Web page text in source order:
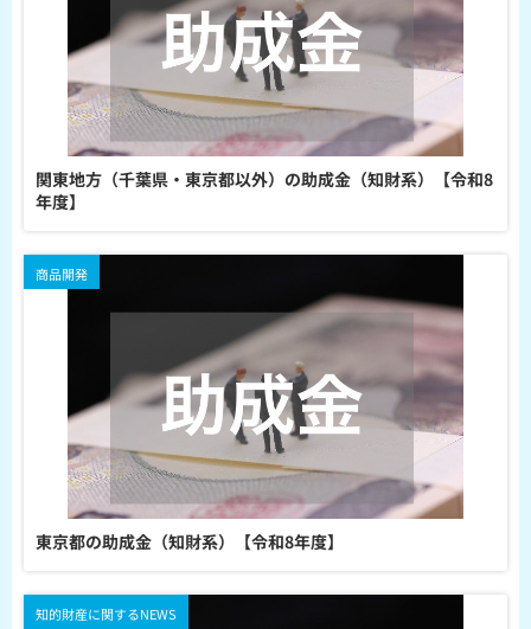
関東地方（千葉県・東京都以外）の助成金（知財系）【令和8
年度】
東京都の助成金（知財系）【令和8年度】
商品開発
知的財産に関するNEWS